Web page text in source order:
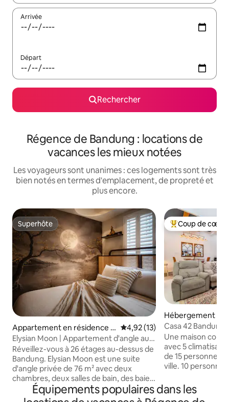
Arrivée
Départ
Rechercher
Régence de Bandung : locations de
vacances les mieux notées
Les voyageurs sont unanimes : ces logements sont très
bien notés en termes d'emplacement, de propreté et
plus encore.
Superhôte
Superhôte
Appartement en résidence ⋅
Lengkong
Évaluation moyenne sur la
4,92 (13)
Elysian Moon | Appartement d'angle au
26e étage | Vue sur la ville
Réveillez-vous à 26 étages au-dessus de
Bandung. Elysian Moon est une suite
d'angle privée de 76 m² avec deux
chambres, deux salles de bain, des baies
vitrées donnant sur la ville et une
chambre éclairée par la lune conçue
Coups de cœur
Coup de cœur
Hébergement ⋅
Antapani
Casa 42 Bandung
du centre-ville
Une maison
avec 5
de 15 personnes
ville. 10
Veuillez indiquer
voyageurs dans
Équipements populaires dans les